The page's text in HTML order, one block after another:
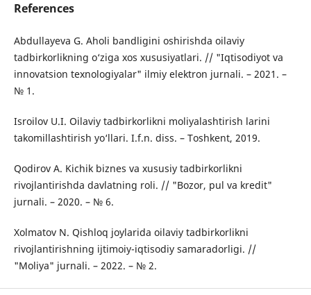
References
Abdullayeva G. Aholi bandligini oshirishda oilaviy
tadbirkorlikning o‘ziga xos xususiyatlari. // "Iqtisodiyot va
innovatsion texnologiyalar" ilmiy elektron jurnali. – 2021. –
№ 1.
Isroilov U.I. Oilaviy tadbirkorlikni moliyalashtirish larini
takomillashtirish yo‘llari. I.f.n. diss. – Toshkent, 2019.
Qodirov A. Kichik biznes va xususiy tadbirkorlikni
rivojlantirishda davlatning roli. // "Bozor, pul va kredit"
jurnali. – 2020. – № 6.
Xolmatov N. Qishloq joylarida oilaviy tadbirkorlikni
rivojlantirishning ijtimoiy-iqtisodiy samaradorligi. //
"Moliya" jurnali. – 2022. – № 2.